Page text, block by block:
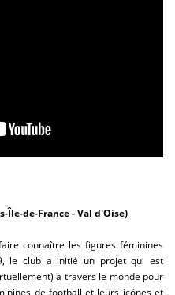
Île-de-France - Val d'Oise)
connaître les figures féminines
le club a initié un projet qui est
à travers le monde pour
de football et leurs icônes et